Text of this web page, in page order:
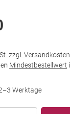
zzgl. Versandkosten
Mindestbestellwert
Werktage